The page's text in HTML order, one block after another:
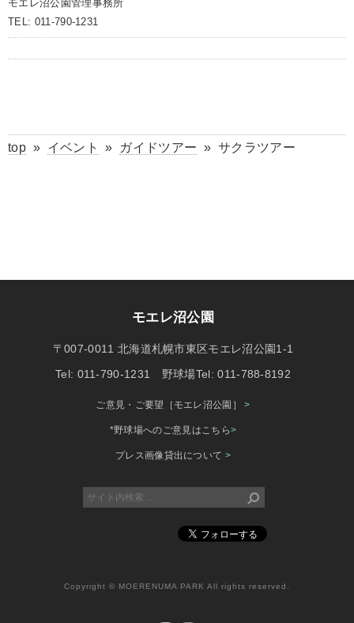
モエレ沼公園管理事務所
TEL: 011-790-1231
top» イベント » ガイドツアー » サクラツアー
モエレ沼公園
〒007-0011 北海道札幌市東区モエレ沼公園1-1
Tel: 011-790-1231 野球場Tel: 011-788-8192
ご意見・ご要望［モエレ沼公園］>
*野球場へのご意見はこちら>
プレス画像貸出について >
Copyright © MOERENUMA PARK All rights reserved.